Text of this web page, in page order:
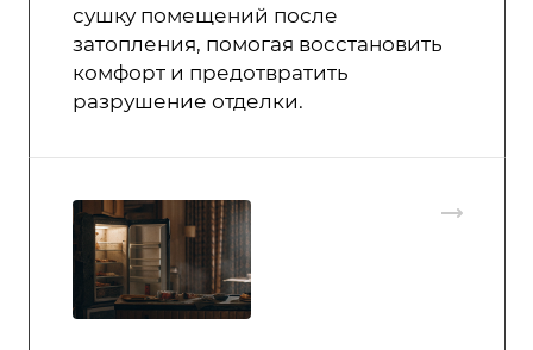
сушку помещений после
затопления, помогая восстановить
комфорт и предотвратить
разрушение отделки.